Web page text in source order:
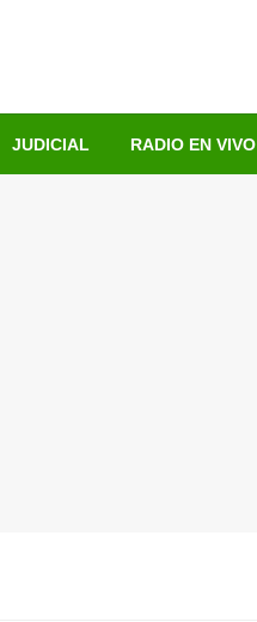
JUDICIAL RADIO EN VIVO